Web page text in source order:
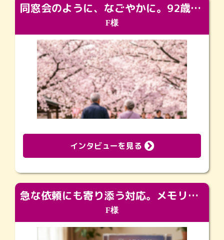
同窓会のように、なごやかに。92歳の旅立ちを彩った、再会と感謝の場
F様
インタビューを見る
急な依頼にも寄り添う対応。メモリアルコーナーで振り返る大切な日々
F様